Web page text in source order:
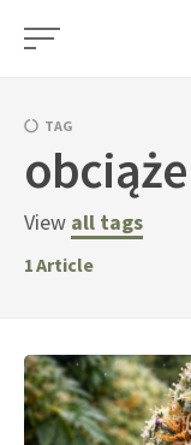
Skip
TAG
View all tags
1Article